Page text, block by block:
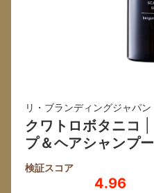
リ・ブランディングジャパン
クワトロボタニコ
プ＆ヘアシャンプー
検証スコア
4.96